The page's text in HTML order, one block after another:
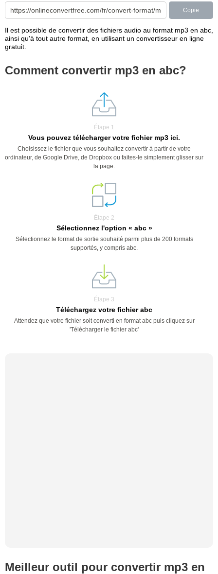
Copie
Il est possible de convertir des fichiers audio au format mp3 en abc,
ainsi qu'à tout autre format, en utilisant un convertisseur en ligne
gratuit.
Comment convertir mp3 en abc?
Étape 1
Vous pouvez télécharger votre fichier mp3 ici.
Choisissez le fichier que vous souhaitez convertir à partir de votre
ordinateur, de Google Drive, de Dropbox ou faites-le simplement glisser sur
la page.
Étape 2
Sélectionnez l'option « abc »
Sélectionnez le format de sortie souhaité parmi plus de 200 formats
supportés, y compris abc.
Étape 3
Téléchargez votre fichier abc
Attendez que votre fichier soit converti en format abc puis cliquez sur
'Télécharger le fichier abc'
Meilleur outil pour convertir mp3 en